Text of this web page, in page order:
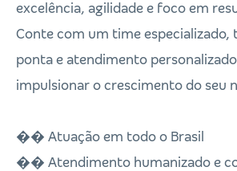
excelência, agilidade e foco em
Conte com um time especializado,
ponta e atendimento
impulsionar o crescimento do seu
�� Atuação em todo o Brasil
�� Atendimento humanizado e